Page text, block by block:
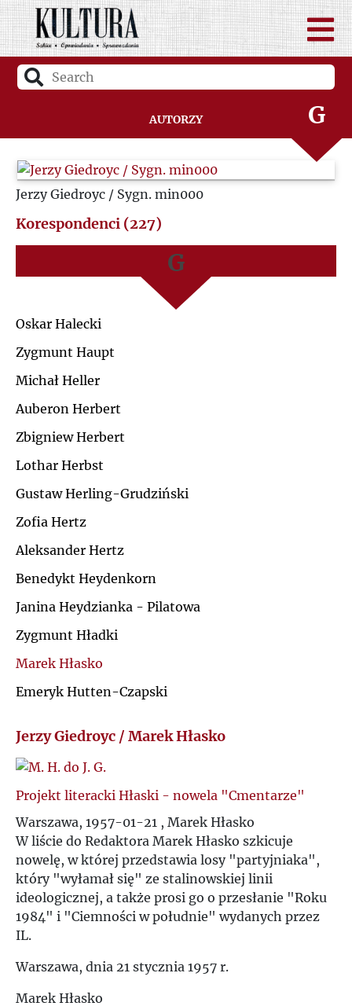
Autorzy
D
F
G
H
J
V
W
Jerzy Giedroyc / Sygn. min000
Korespondenci (227)
A
B
C
D
G
H
N
R
Ś
T
U
V
Oskar Halecki
Zygmunt Haupt
Michał Heller
Auberon Herbert
Zbigniew Herbert
Lothar Herbst
Gustaw Herling-Grudziński
Zofia Hertz
Aleksander Hertz
Benedykt Heydenkorn
Janina Heydzianka - Pilatowa
Zygmunt Hładki
Marek Hłasko
Emeryk Hutten-Czapski
Jerzy Giedroyc / Marek Hłasko
Projekt literacki Hłaski - nowela "Cmentarze"
Warszawa, 1957-01-21 , Marek Hłasko
W liście do Redaktora Marek Hłasko szkicuje
nowelę, w której przedstawia losy "partyjniaka",
który "wyłamał się" ze stalinowskiej linii
ideologicznej, a także prosi go o przesłanie "Roku
1984" i "Ciemności w południe" wydanych przez
IL.
Warszawa, dnia 21 stycznia 1957 r.
Marek Hłasko